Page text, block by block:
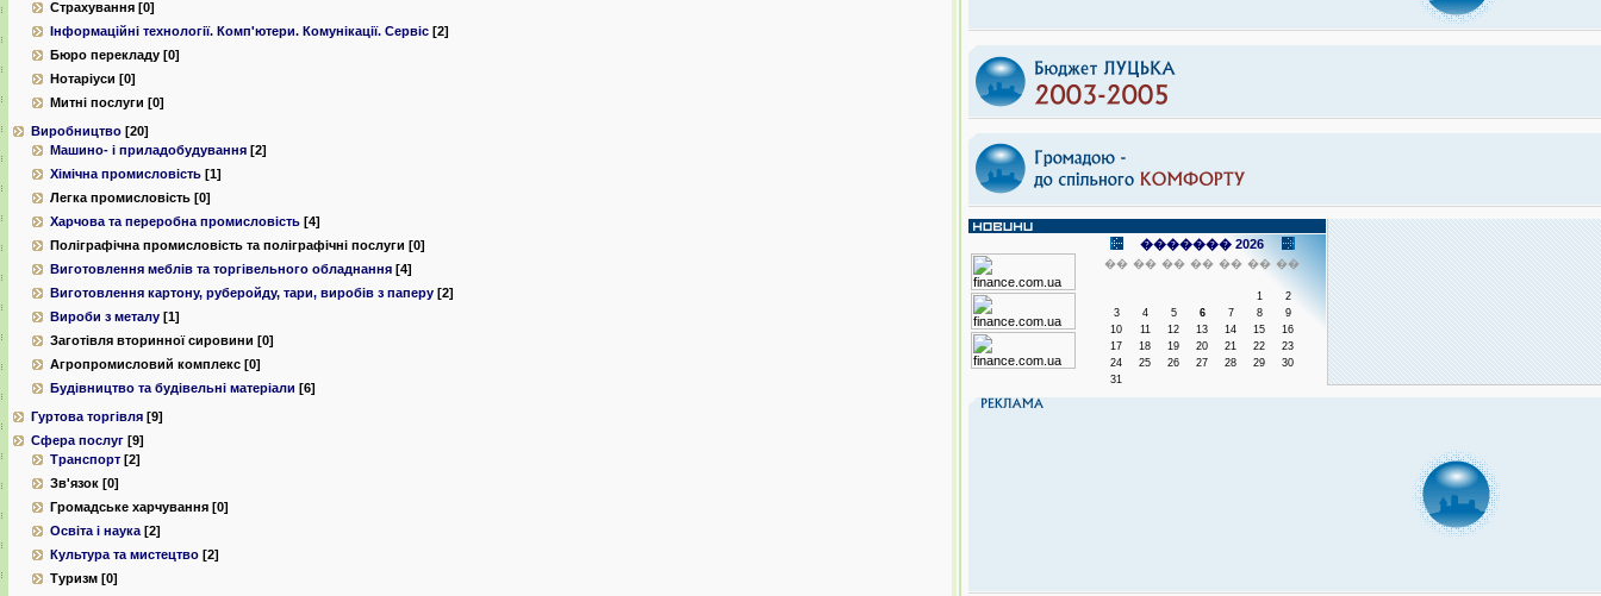
Страхування [0]
Інформаційні технології. Комп'ютери. Комунiкацiї. Сервiс [2]
Бюро перекладу [0]
Нотаріуси [0]
Митні послуги [0]
Виробництво [20]
Машино- і приладобудування [2]
Хімічна промисловість [1]
Легка промисловість [0]
Харчова та переробна промисловість [4]
Поліграфічна промисловість та поліграфічні послуги [0]
Виготовлення меблів та торгівельного обладнання [4]
Виготовлення картону, руберойду, тари, виробів з паперу [2]
Вироби з металу [1]
Заготівля вторинної сировини [0]
Агропромисловий комплекс [0]
Будівництво та будівельні матеріали [6]
Гуртова торгівля [9]
Сфера послуг [9]
Транспорт [2]
Зв'язок [0]
Громадське харчування [0]
Освіта і наука [2]
Культура та мистецтво [2]
Туризм [0]
������� 2026
�� �� �� �� �� �� ��
1
2
3
4 5 6 7 8
9
10
11 12 13 14 15
16
17
18 19 20 21 22
23
24
25 26 27 28 29
30
31